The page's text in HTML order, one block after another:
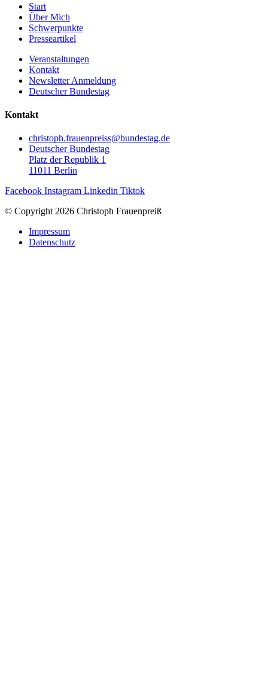
Start
Über Mich
Schwerpunkte
Presseartikel
Veranstaltungen
Kontakt
Newsletter Anmeldung
Deutscher Bundestag
Kontakt
christoph.frauenpreiss@bundestag.de
Deutscher Bundestag
Platz der Republik 1
11011 Berlin
Facebook Instagram Linkedin Tiktok
© Copyright 2026 Christoph Frauenpreiß
Impressum
Datenschutz